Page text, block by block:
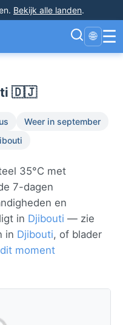
. Bekijk alle landen.
🌐 ☰
🇩🇯
Weer in september
35°C met
7-dagen
en
in Djibouti — zie
in Djibouti, of blader
moment